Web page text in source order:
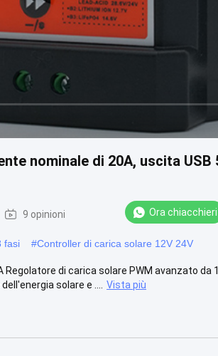
nominale di 20A, uscita USB
9 opinioni Ora chiacchieri
fasi #Controller di carica solare 12V 24V
di carica solare PWM avanzato da
solare e ....
Vista più